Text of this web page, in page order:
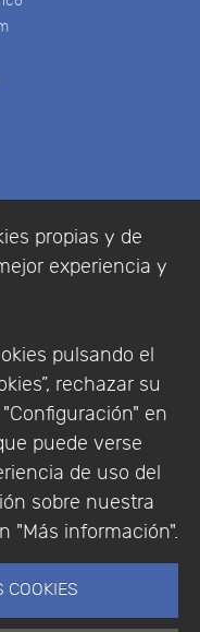
propias y de
experiencia y
pulsando el
rechazar su
en
puede verse
de uso del
sobre nuestra
"Más información".
COOKIES
de Privacidad |
Software